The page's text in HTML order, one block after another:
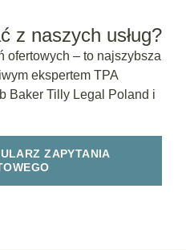
z naszych usług?
ofertowych – to najszybsza
ekspertem TPA
Baker Tilly Legal Poland i
ZAPYTANIA